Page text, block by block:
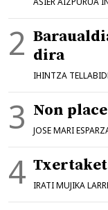
dira
IHINTZA
Non
JOSE MARI
IRATI MUJIKA